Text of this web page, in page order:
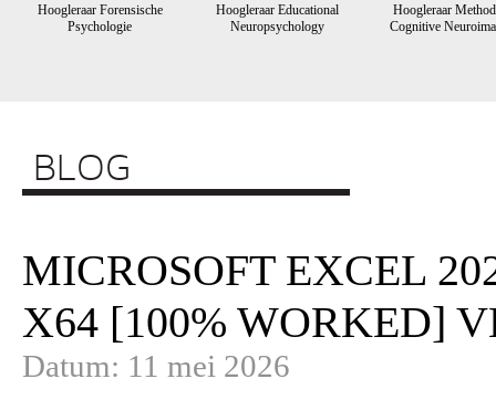
Hoogleraar Forensische
Psychologie
Hoogleraar Educational
Neuropsychology
Hoogleraar
Cognitive
BLOG
MICROSOFT EXCEL
X64 [100% WORKED]
Datum: 11 mei 2026